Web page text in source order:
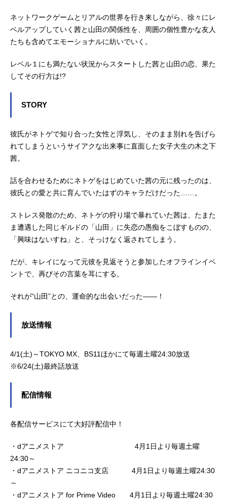
ネットワークゲームとリアルの世界を行き来しながら、徐々にレ
ベルアップしていく茜と山田の関係性を、周囲の個性豊かな友人
たちも含めてエモーショナルに紡いでいく。
レベル１にも満たない状況からスタートした茜と山田の恋、果た
してその行方は!?
STORY
彼氏がネトゲで知り合った女性と浮気し、そのまま別れを告げら
れてしまうというサイアクな出来事に直面した女子大生の木之下
茜。
話を合わせるためにネトゲをはじめていた茜の元に残ったのは、
彼氏との愛と共に育んでいたはずのキャラだけだった……。
ストレス発散のため、ネトゲの狩り場で暴れていた茜は、たまた
ま遭遇した同じギルドの「山田」に失恋の愚痴をこぼすものの、
「興味はないすね」と、そっけなく返されてしまう。
だが、キレイになって元彼を見返そうと参加したオフラインイベ
ントで、再びその言葉を耳にする。
それが“山田”との、運命的な出会いだった――！
放送情報
4/1(土)～TOKYO MX、BS11ほかにて毎週土曜24:30放送
※6/24(土)最終話放送
配信情報
各配信サービスにて大好評配信中！
・dアニメストア 4月1日より毎週土曜
24:30～
・dアニメストア ニコニコ支店 4月1日より毎週土曜24:30
～
・dアニメストア for Prime Video 4月1日より毎週土曜24:30